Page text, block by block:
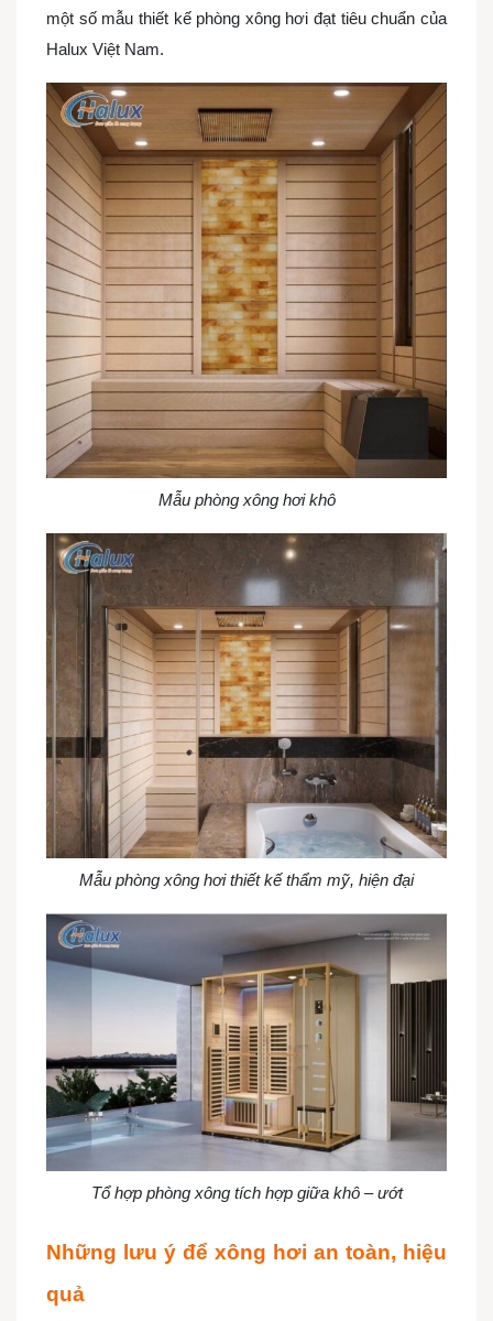
một số mẫu thiết kế phòng xông hơi đạt tiêu chuẩn của
Halux Việt Nam.
Mẫu phòng xông hơi khô
Mẫu phòng xông hơi thiết kế thẩm mỹ, hiện đại
Tổ hợp phòng xông tích hợp giữa khô – ướt
Những lưu ý để xông hơi an toàn, hiệu
quả